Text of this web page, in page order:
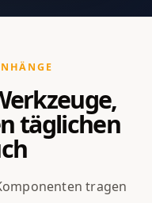
täglichen
tragen